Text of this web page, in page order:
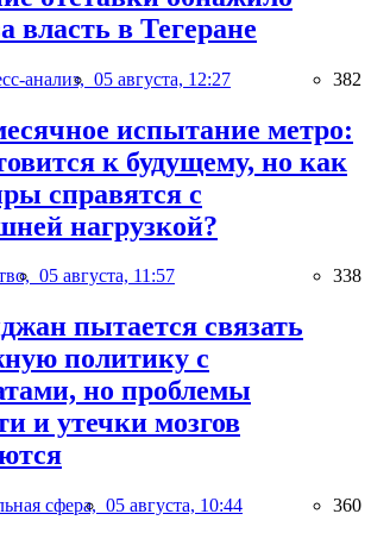
власть в Тегеране
анализ, 05 августа, 12:27 382
испытание метро:
к будущему, но как
справятся с
нагрузкой?
05 августа, 11:57 338
пытается связать
политику с
но проблемы
и утечки мозгов
сфера, 05 августа, 10:44 360